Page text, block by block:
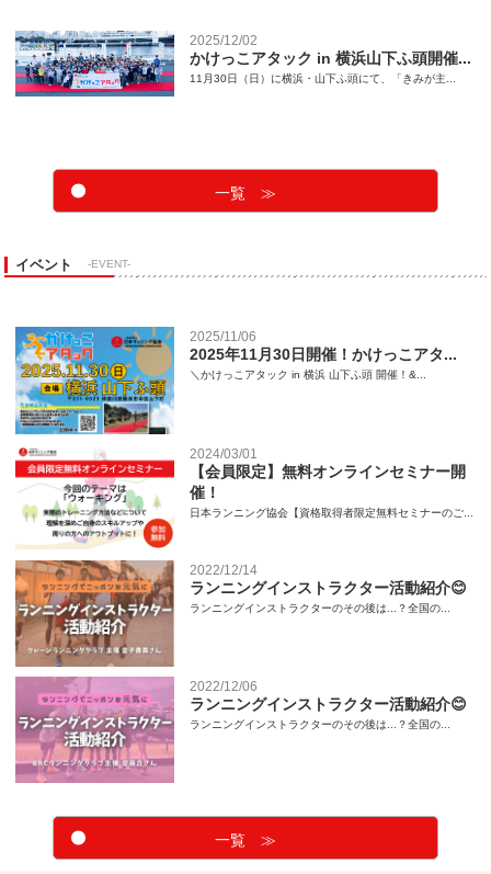
2025/12/02
かけっこアタック in 横浜山下ふ頭開催...
11月30日（日）に横浜・山下ふ頭にて、「きみが主...
一覧 ≫
イベント -EVENT-
2025/11/06
2025年11月30日開催！かけっこアタ...
＼かけっこアタック in 横浜 山下ふ頭 開催！&...
2024/03/01
【会員限定】無料オンラインセミナー開
催！
日本ランニング協会【資格取得者限定無料セミナーのご...
2022/12/14
ランニングインストラクター活動紹介😊
ランニングインストラクターのその後は...？全国の...
2022/12/06
ランニングインストラクター活動紹介😊
ランニングインストラクターのその後は...？全国の...
一覧 ≫